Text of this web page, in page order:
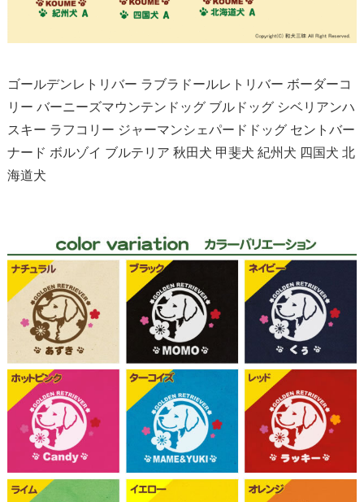
ゴールデンレトリバー ラブラドールレトリバー ボーダーコ
リー バーニーズマウンテンドッグ ブルドッグ シベリアンハ
スキー ラフコリー ジャーマンシェパードドッグ セントバー
ナード ボルゾイ ブルテリア 秋田犬 甲斐犬 紀州犬 四国犬 北
海道犬